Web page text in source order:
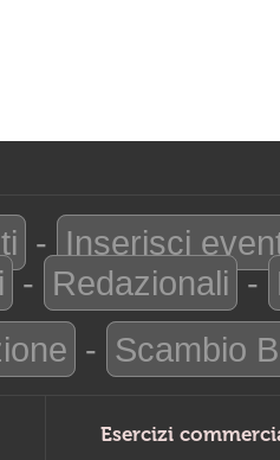
- Inserisci
- Redazionali -
- Scambio
Esercizi